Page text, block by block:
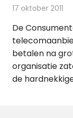
17 oktober 2011
De
betalen na
organisatie
de